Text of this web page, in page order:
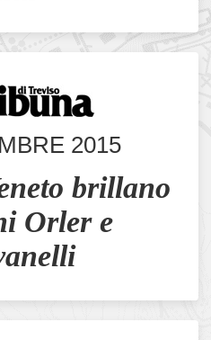
2015
brillano
Orler e